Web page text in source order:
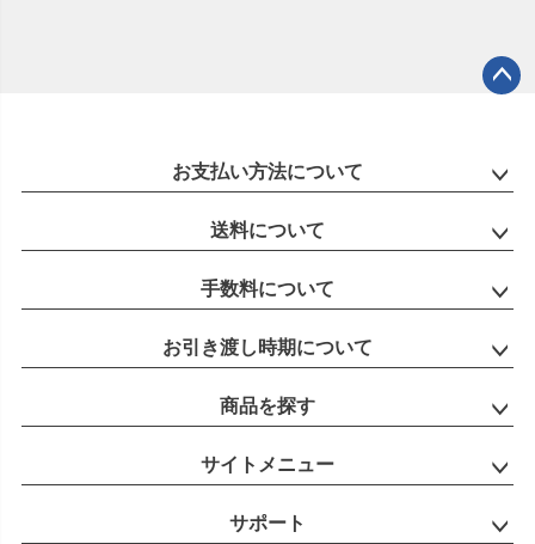
へ
お支払い方法について
送料について
手数料について
お引き渡し時期について
商品を探す
サイトメニュー
サポート